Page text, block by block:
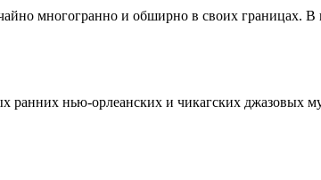
многогранно и обширно в своих границах. В
нью-орлеанских и чикагских джазовых